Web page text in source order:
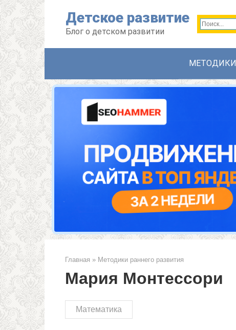
Детское развитие
Блог о детском развитии
МЕТОДИКИ
Главная » Методики раннего развития
Мария Монтессори
Математика